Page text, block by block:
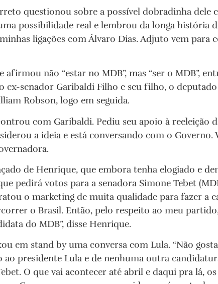
questionou sobre a possível dobradinha dele
possibilidade real e lembrou da longa história
ligações com Álvaro Dias. Adjuto vem para
não “estar no MDB”, mas “ser o MDB”,
senador Garibaldi Filho e seu filho, o deputado
Robson, logo em seguida.
com Garibaldi. Pediu seu apoio à reeleição
a ideia e está conversando com o Governo.
de Henrique, que embora tenha elogiado e
pedirá votos para a senadora Simone Tebet
o marketing de muita qualidade para fazer a
o Brasil. Então, pelo respeito ao meu
do MDB”, disse Henrique.
em stand by uma conversa com Lula. “Não
presidente Lula e de nenhuma outra
O que vai acontecer até abril e daqui pra lá,